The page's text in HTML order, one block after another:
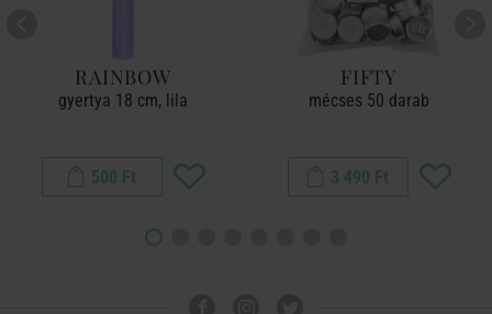
RAINBOW
gyertya 18 cm, lila
500 Ft
FIFTY
mécses 50 darab
3 490 Ft